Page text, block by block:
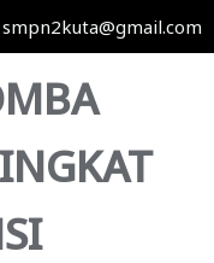
smpn2kuta@gmail.com